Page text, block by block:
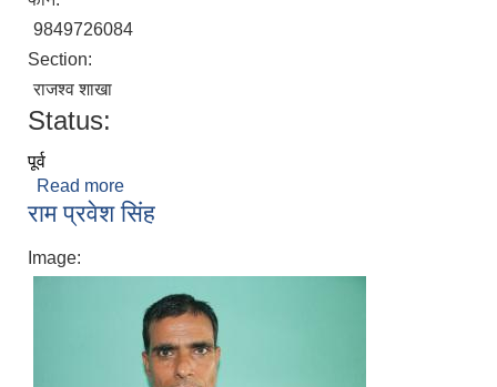
9849726084
Section:
राजश्व शाखा
Status:
पूर्व
Read more
राम प्रवेश सिंह
Image: